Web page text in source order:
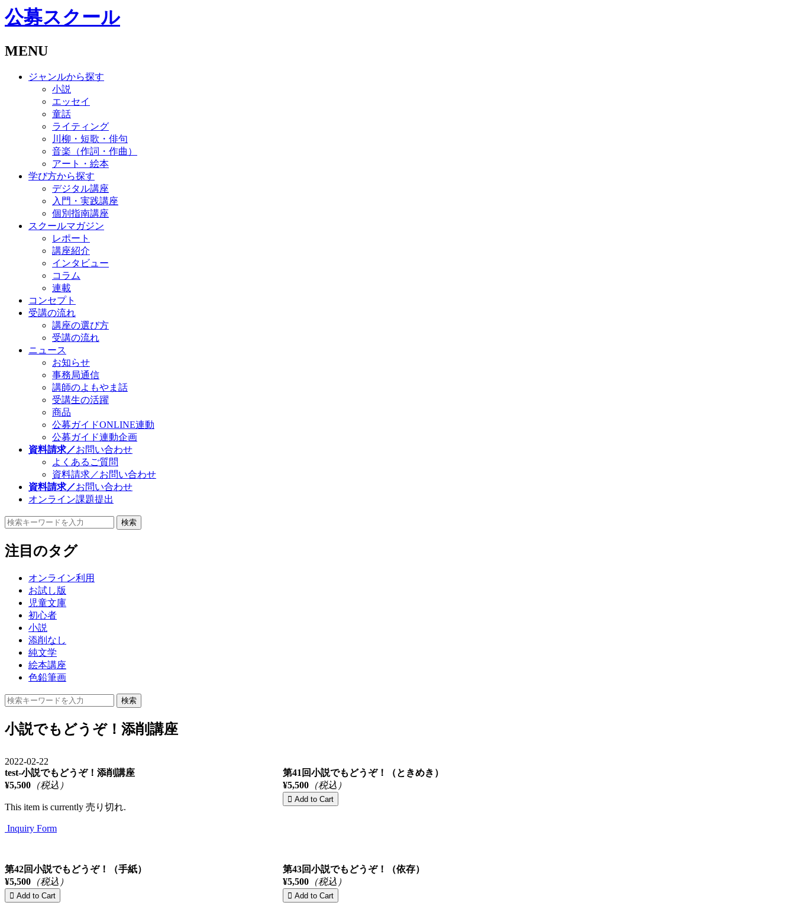
公募スクール
MENU
ジャンルから探す
小説
エッセイ
童話
ライティング
川柳・短歌・俳句
音楽（作詞・作曲）
アート・絵本
学び方から探す
デジタル講座
入門・実践講座
個別指南講座
スクールマガジン
レポート
講座紹介
インタビュー
コラム
連載
コンセプト
受講の流れ
講座の選び方
受講の流れ
ニュース
お知らせ
事務局通信
講師のよもやま話
受講生の活躍
商品
公募ガイドONLINE連動
公募ガイド連動企画
資料請求／お問い合わせ
よくあるご質問
資料請求／お問い合わせ
資料請求／お問い合わせ
オンライン課題提出
検索
注目のタグ
オンライン利用
お試し版
児童文庫
初心者
小説
添削なし
純文学
絵本講座
色鉛筆画
検索
小説でもどうぞ！添削講座
2022-02-22
test-小説でもどうぞ！添削講座
¥5,500 （税込）
This item is currently 売り切れ.
Inquiry Form
第41回小説でもどうぞ！（ときめき）
¥5,500 （税込）
第42回小説でもどうぞ！（手紙）
¥5,500 （税込）
第43回小説でもどうぞ！（依存）
¥5,500 （税込）